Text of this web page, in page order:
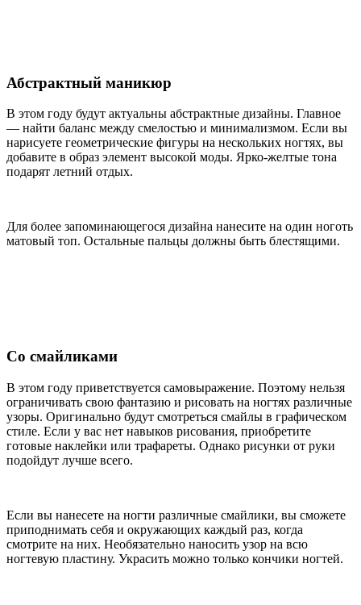
Абстрактный маникюр
В этом году будут актуальны абстрактные дизайны. Главное
— найти баланс между смелостью и минимализмом. Если вы
нарисуете геометрические фигуры на нескольких ногтях, вы
добавите в образ элемент высокой моды. Ярко-желтые тона
подарят летний отдых.
Для более запоминающегося дизайна нанесите на один ноготь
матовый топ. Остальные пальцы должны быть блестящими.
Со смайликами
В этом году приветствуется самовыражение. Поэтому нельзя
ограничивать свою фантазию и рисовать на ногтях различные
узоры. Оригинально будут смотреться смайлы в графическом
стиле. Если у вас нет навыков рисования, приобретите
готовые наклейки или трафареты. Однако рисунки от руки
подойдут лучше всего.
Если вы нанесете на ногти различные смайлики, вы сможете
приподнимать себя и окружающих каждый раз, когда
смотрите на них. Необязательно наносить узор на всю
ногтевую пластину. Украсить можно только кончики ногтей.